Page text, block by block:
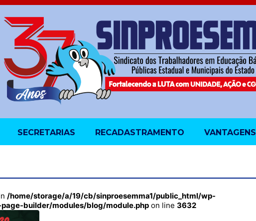
SECRETARIAS RECADASTRAMENTO VANTAGENS
/home/storage/a/19/cb/sinproesemma1/public_html/wp-
builder/modules/blog/module.php on line 3632